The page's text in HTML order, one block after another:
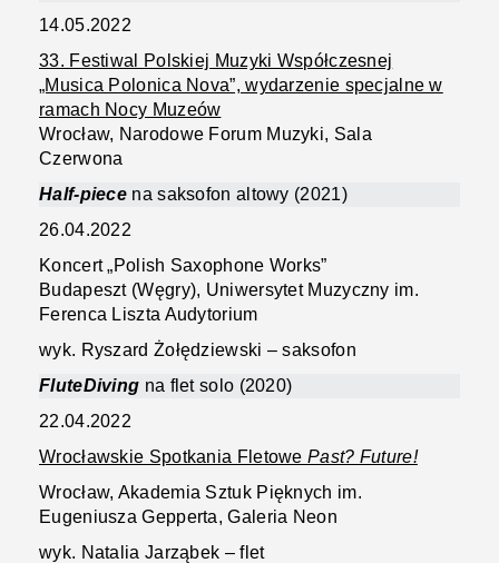
14.05.2022
33. Festiwal Polskiej Muzyki Współczesnej
„Musica Polonica Nova”, wydarzenie specjalne w
ramach Nocy Muzeów
Wrocław, Narodowe Forum Muzyki, Sala
Czerwona
Half-piece na saksofon altowy (2021)
26.04.2022
Koncert „Polish Saxophone Works”
Budapeszt (Węgry), Uniwersytet Muzyczny im.
Ferenca Liszta Audytorium
wyk. Ryszard Żołędziewski – saksofon
FluteDiving na flet solo (2020)
22.04.2022
Wrocławskie Spotkania Fletowe Past? Future!
Wrocław, Akademia Sztuk Pięknych im.
Eugeniusza Gepperta, Galeria Neon
wyk. Natalia Jarząbek – flet